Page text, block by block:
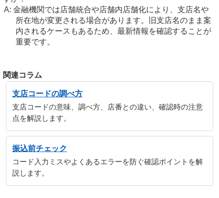
金融機関では店舗統合や店舗内店舗化により、支店名や
所在地が変更される場合があります。旧支店名のまま案
内されるケースもあるため、最新情報を確認することが
重要です。
関連コラム
支店コードの調べ方
支店コードの意味、調べ方、店番との違い、確認時の注意
点を解説します。
振込前チェック
コード入力ミスやよくあるエラーを防ぐ確認ポイントを解
説します。